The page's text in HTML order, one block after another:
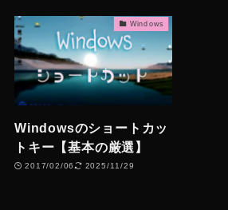
Windows
Windowsのショートカッ
トキー【基本の厳選】
2017/02/06 2025/11/29